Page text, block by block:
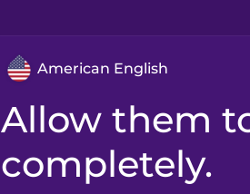
American English
Allow them to cool
completely.